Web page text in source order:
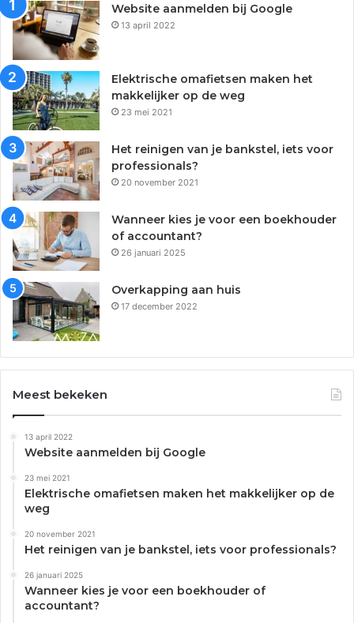
Website aanmelden bij Google
13 april 2022
Elektrische omafietsen maken het
makkelijker op de weg
23 mei 2021
Het reinigen van je bankstel, iets voor
professionals?
20 november 2021
Wanneer kies je voor een boekhouder
of accountant?
26 januari 2025
Overkapping aan huis
17 december 2022
Meest bekeken
13 april 2022
Website aanmelden bij Google
23 mei 2021
Elektrische omafietsen maken het makkelijker op de
weg
20 november 2021
Het reinigen van je bankstel, iets voor professionals?
26 januari 2025
Wanneer kies je voor een boekhouder of
accountant?